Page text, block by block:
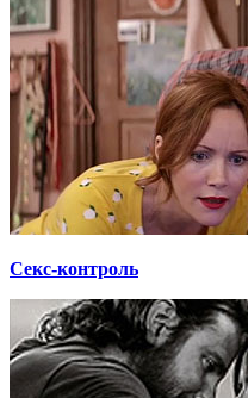
Секс-контроль